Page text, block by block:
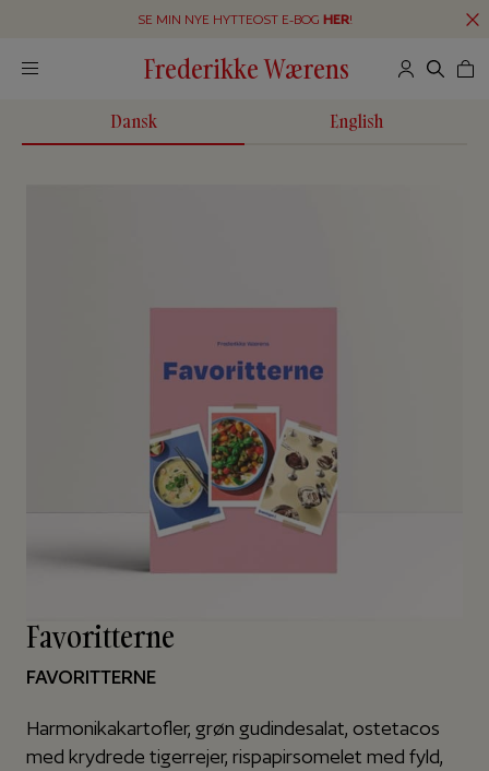
SE MIN NYE HYTTEOST E-BOG HER!
Frederikke Wærens
Dansk English
Favoritterne
FAVORITTERNE
Harmonikakartofler, grøn gudindesalat, ostetacos
med krydrede tigerrejer, rispapirsomelet med fyld,